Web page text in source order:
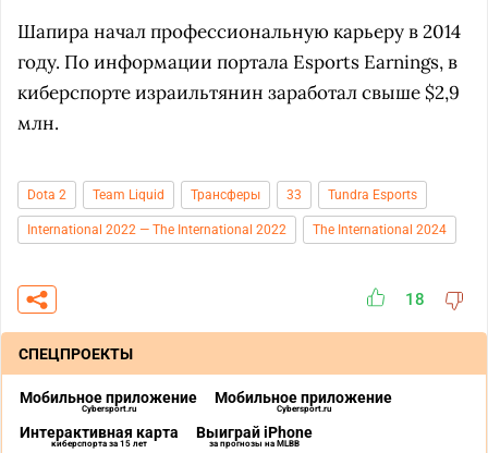
Шапира начал профессиональную карьеру в 2014
году. По информации портала Esports Earnings, в
киберспорте израильтянин заработал свыше $2,9
млн.
Dota 2 Team Liquid Трансферы 33 Tundra Esports
International 2022 — The International 2022 The International 2024
18
СПЕЦПРОЕКТЫ
Мобильное приложение
Cybersport.ru
Мобильное приложение
Cybersport.ru
Интерактивная карта
киберспорта за 15 лет
Выиграй iPhone
за прогнозы на MLBB